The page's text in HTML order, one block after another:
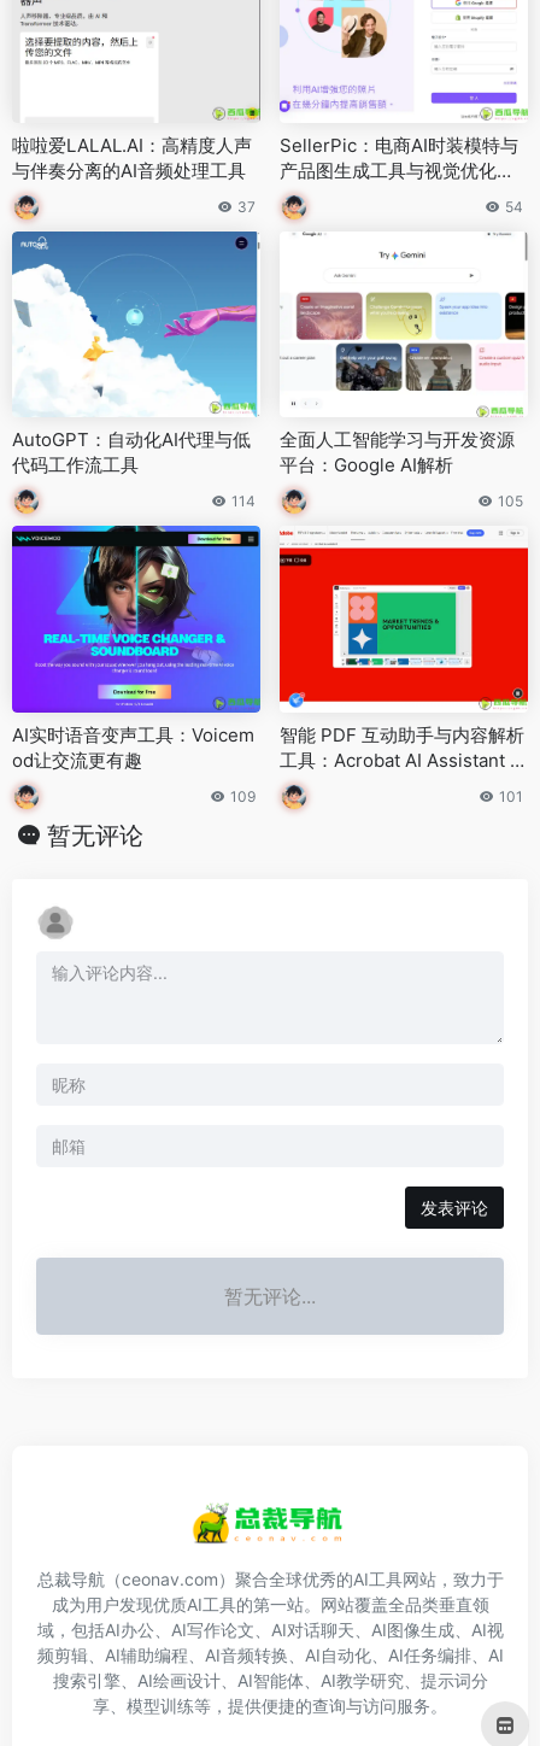
啦啦爱LALAL.AI：高精度人声
与伴奏分离的AI音频处理工具
37
SellerPic：电商AI时装模特与
产品图生成工具与视觉优化平
台
54
AutoGPT：自动化AI代理与低
代码工作流工具
114
全面人工智能学习与开发资源
平台：Google AI解析
105
AI实时语音变声工具：Voicem
od让交流更有趣
109
智能 PDF 互动助手与内容解析
工具：Acrobat AI Assistant 全
面介绍
101
暂无评论
发表评论
暂无评论...
总裁导航（ceonav.com）聚合全球优秀的AI工具网站，致力于
成为用户发现优质AI工具的第一站。网站覆盖全品类垂直领
域，包括AI办公、AI写作论文、AI对话聊天、AI图像生成、AI视
频剪辑、AI辅助编程、AI音频转换、AI自动化、AI任务编排、AI
搜索引擎、AI绘画设计、AI智能体、AI教学研究、提示词分
享、模型训练等，提供便捷的查询与访问服务。